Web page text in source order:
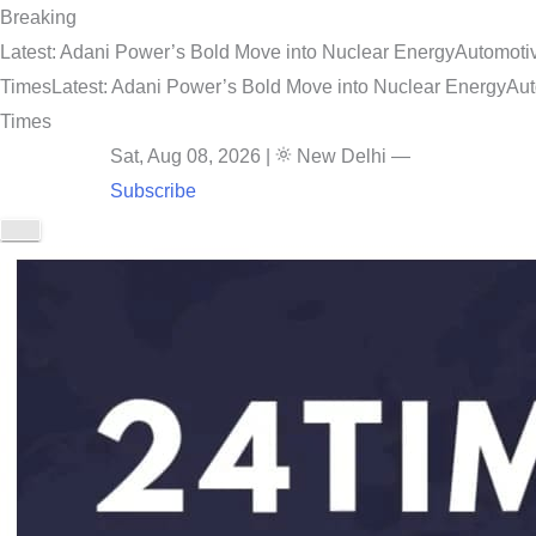
Breaking
Latest: Adani Power’s Bold Move into Nuclear Energy
TimesLatest: Adani Power’s Bold Move into Nuclear Energy
Times
Sat, Aug 08, 2026
New Delhi —
Subscribe